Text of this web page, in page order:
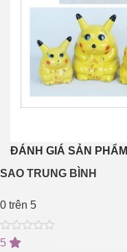
ĐÁNH GIÁ SẢN PHẨM
SAO TRUNG BÌNH
0 trên 5
0
5
0
5